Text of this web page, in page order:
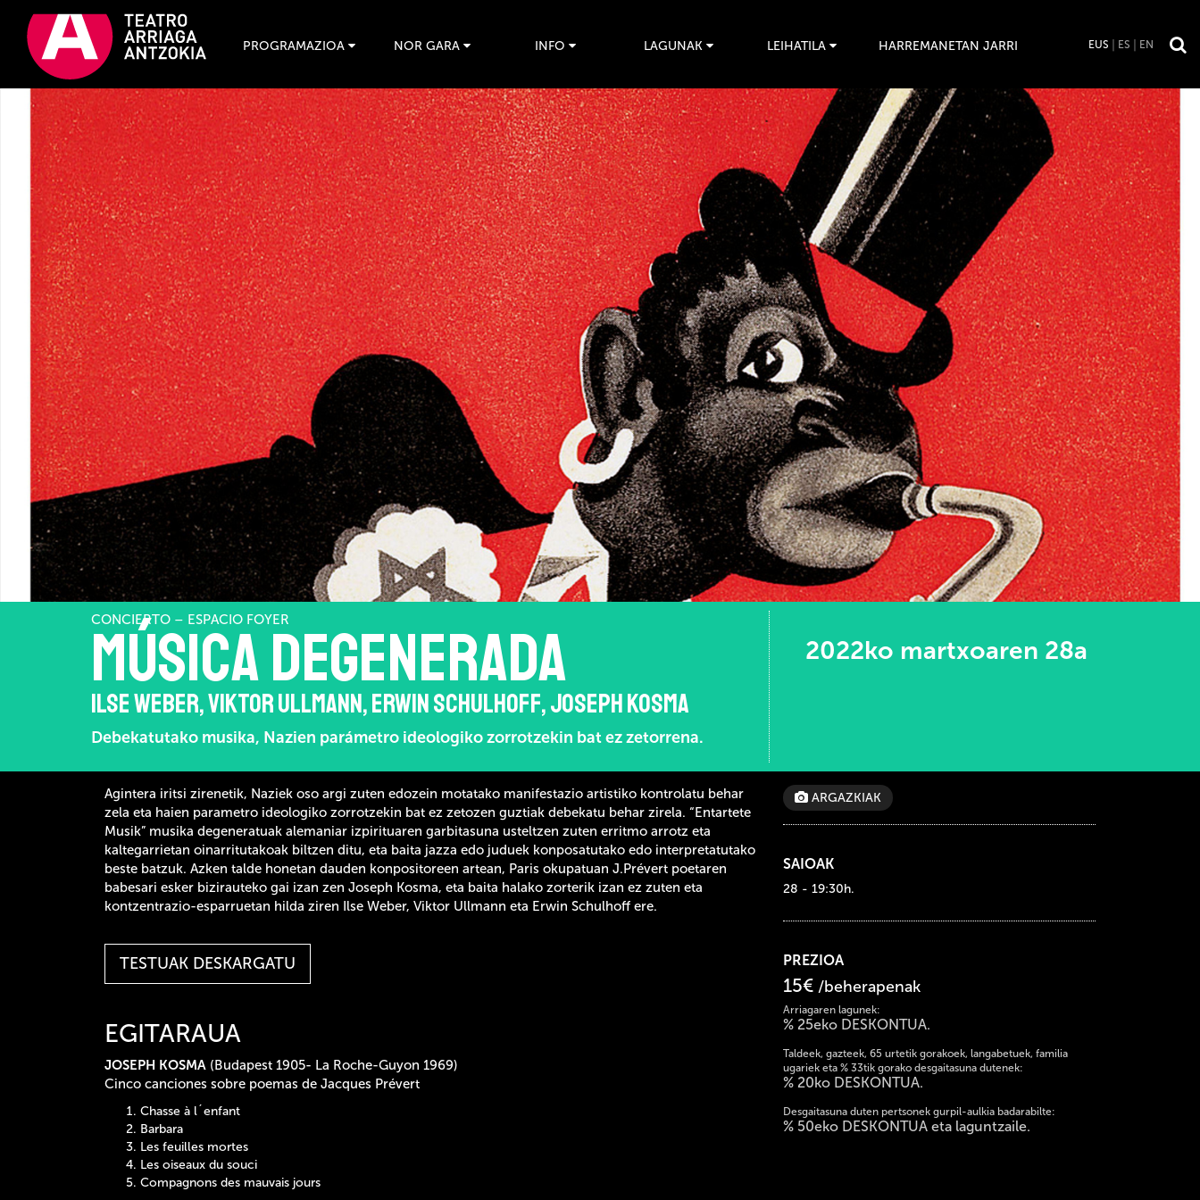
PROGRAMAZIOA NOR GARA INFO LAGUNAK LEIHATILA HARREMANETAN JARRI EUS ES EN
CONCIERTO – ESPACIO FOYER
MÚSICA DEGENERADA
ILSE WEBER, VIKTOR ULLMANN, ERWIN SCHULHOFF, JOSEPH KOSMA
Debekatutako musika, Nazien parámetro ideologiko zorrotzekin bat ez zetorrena.
2022ko martxoaren 28a
Agintera iritsi zirenetik, Naziek oso argi zuten edozein motatako manifestazio artistiko kontrolatu behar
zela eta haien parametro ideologiko zorrotzekin bat ez zetozen guztiak debekatu behar zirela. “Entartete
Musik” musika degeneratuak alemaniar izpirituaren garbitasuna usteltzen zuten erritmo arrotz eta
kaltegarrietan oinarritutakoak biltzen ditu, eta baita jazza edo juduek konposatutako edo interpretatutako
beste batzuk. Azken talde honetan dauden konpositoreen artean, Paris okupatuan J.Prévert poetaren
babesari esker bizirauteko gai izan zen Joseph Kosma, eta baita halako zorterik izan ez zuten eta
kontzentrazio-esparruetan hilda ziren Ilse Weber, Viktor Ullmann eta Erwin Schulhoff ere.
TESTUAK DESKARGATU
EGITARAUA
JOSEPH KOSMA (Budapest 1905- La Roche-Guyon 1969)
Cinco canciones sobre poemas de Jacques Prévert
Chasse à l´enfant
Barbara
Les feuilles mortes
Les oiseaux du souci
Compagnons des mauvais jours
ARGAZKIAK
SAIOAK
28 - 19:30h.
PREZIOA
15€ /beherapenak
Arriagaren lagunek:
% 25eko DESKONTUA.
Taldeek, gazteek, 65 urtetik gorakoek, langabetuek, familia
ugariek eta % 33tik gorako desgaitasuna dutenek:
% 20ko DESKONTUA.
Desgaitasuna duten pertsonek gurpil-aulkia badarabilte:
% 50eko DESKONTUA eta laguntzaile.